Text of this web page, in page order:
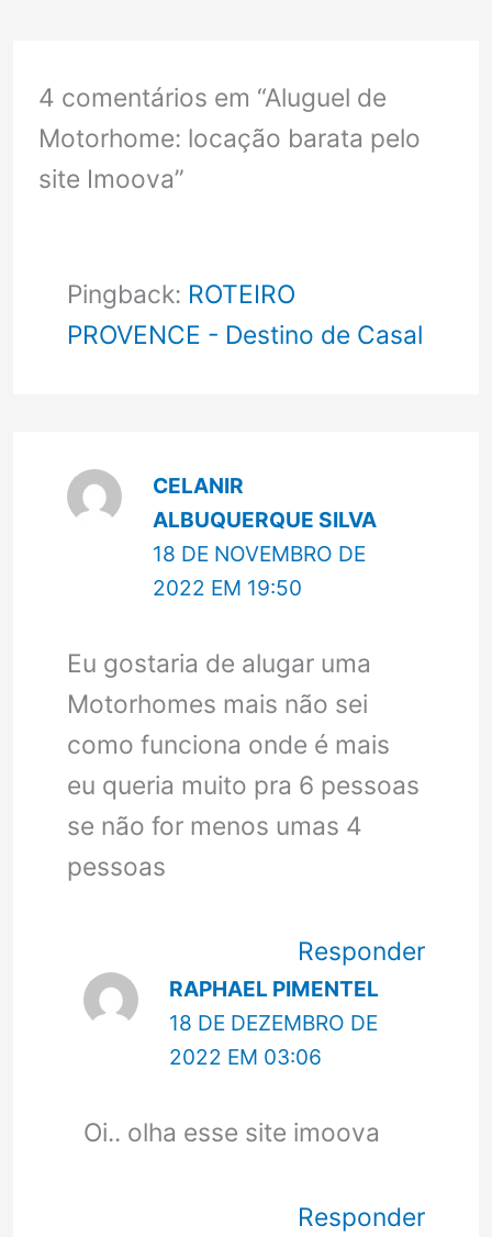
4 comentários em “Aluguel de
Motorhome: locação barata pelo
site Imoova”
Pingback: ROTEIRO
PROVENCE - Destino de Casal
CELANIR
ALBUQUERQUE SILVA
18 DE NOVEMBRO DE
2022 EM 19:50
Eu gostaria de alugar uma
Motorhomes mais não sei
como funciona onde é mais
eu queria muito pra 6 pessoas
se não for menos umas 4
pessoas
Responder
RAPHAEL PIMENTEL
18 DE DEZEMBRO DE
2022 EM 03:06
Oi.. olha esse site imoova
Responder